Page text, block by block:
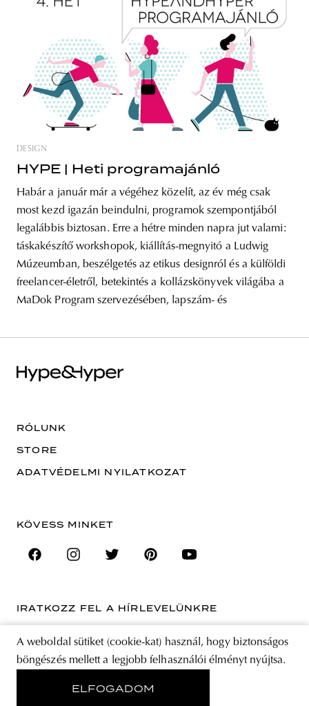
DESIGN
HYPE | Heti programajánló
Habár a január már a végéhez közelít, az év még csak
most kezd igazán beindulni, programok szempontjából
legalábbis biztosan. Erre a hétre minden napra jut valami:
táskakészítő workshopok, kiállítás-megnyitó a Ludwig
Múzeumban, beszélgetés az etikus designról és a külföldi
freelancer-életről, betekintés a kollázskönyvek világába a
MaDok Program szervezésében, lapszám- és
A weboldal sütiket (cookie-kat) használ, hogy biztonságos
böngészés mellett a legjobb felhasználói élményt nyújtsa.
ELFOGADOM
RÓLUNK
STORE
ADATVÉDELMI NYILATKOZAT
KÖVESS MINKET
IRATKOZZ FEL A HÍRLEVELÜNKRE
A feliratkozással elfogadja az Általános Szerződési Feltételeket és kijelenti,